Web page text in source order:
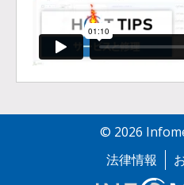
© 2026
法律情報